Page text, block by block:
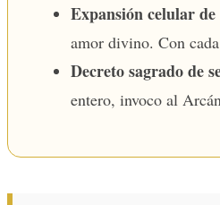
Expansión celular
amor divino. Con
Decreto sagrado de
entero, invoco al